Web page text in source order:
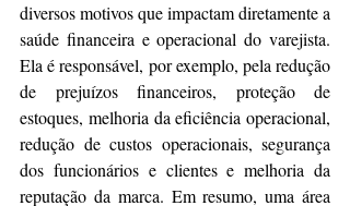
diversos motivos que impactam diretamente a
saúde financeira e operacional do varejista.
Ela é responsável, por exemplo, pela redução
de prejuízos financeiros, proteção de
estoques, melhoria da eficiência operacional,
redução de custos operacionais, segurança
dos funcionários e clientes e melhoria da
reputação da marca. Em resumo, uma área